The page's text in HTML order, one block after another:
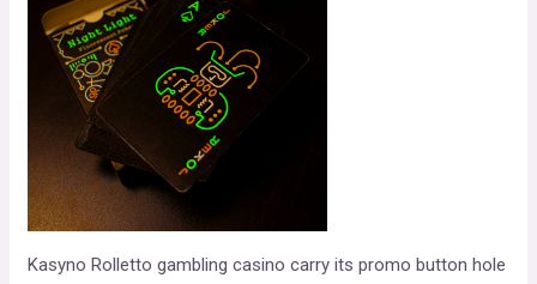
Kasyno Rolletto gambling casino carry its promo button hole